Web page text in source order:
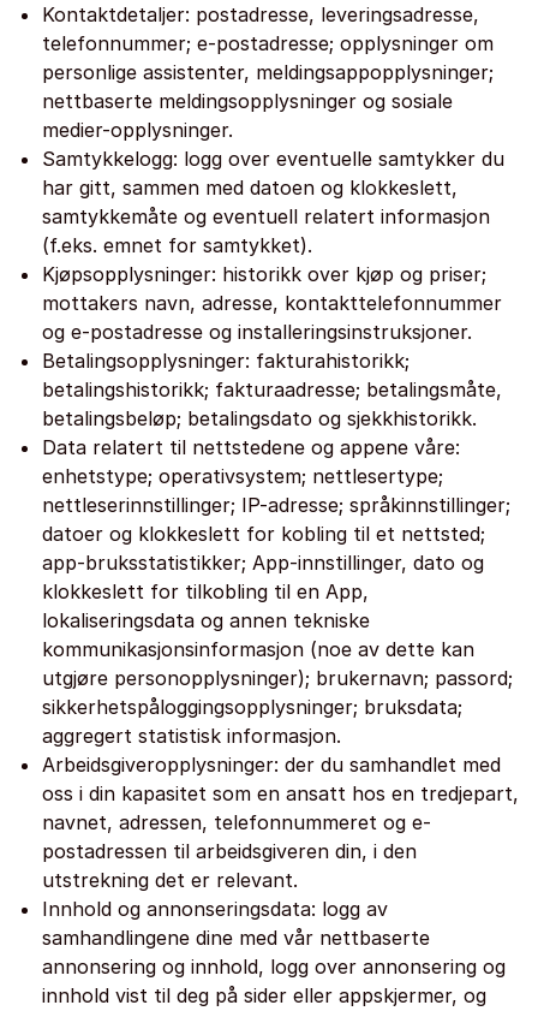
Kontaktdetaljer: postadresse, leveringsadresse,
telefonnummer; e-postadresse; opplysninger om
personlige assistenter, meldingsappopplysninger;
nettbaserte meldingsopplysninger og sosiale
medier-opplysninger.
Samtykkelogg: logg over eventuelle samtykker du
har gitt, sammen med datoen og klokkeslett,
samtykkemåte og eventuell relatert informasjon
(f.eks. emnet for samtykket).
Kjøpsopplysninger: historikk over kjøp og priser;
mottakers navn, adresse, kontakttelefonnummer
og e-postadresse og installeringsinstruksjoner.
Betalingsopplysninger: fakturahistorikk;
betalingshistorikk; fakturaadresse; betalingsmåte,
betalingsbeløp; betalingsdato og sjekkhistorikk.
Data relatert til nettstedene og appene våre:
enhetstype; operativsystem; nettlesertype;
nettleserinnstillinger; IP-adresse; språkinnstillinger;
datoer og klokkeslett for kobling til et nettsted;
app-bruksstatistikker; App-innstillinger, dato og
klokkeslett for tilkobling til en App,
lokaliseringsdata og annen tekniske
kommunikasjonsinformasjon (noe av dette kan
utgjøre personopplysninger); brukernavn; passord;
sikkerhetspåloggingsopplysninger; bruksdata;
aggregert statistisk informasjon.
Arbeidsgiveropplysninger: der du samhandlet med
oss i din kapasitet som en ansatt hos en tredjepart,
navnet, adressen, telefonnummeret og e-
postadressen til arbeidsgiveren din, i den
utstrekning det er relevant.
Innhold og annonseringsdata: logg av
samhandlingene dine med vår nettbaserte
annonsering og innhold, logg over annonsering og
innhold vist til deg på sider eller appskjermer, og